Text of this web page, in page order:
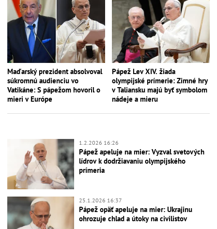
Maďarský prezident absolvoval
súkromnú audienciu vo
Vatikáne: S pápežom hovoril o
mieri v Európe
Pápež Lev XIV. žiada
olympijské prímerie: Zimné hry
v Taliansku majú byť symbolom
nádeje a mieru
1.2.2026 16:26
Pápež apeluje na mier: Vyzval svetových
lídrov k dodržiavaniu olympijského
prímeria
25.1.2026 16:37
Pápež opäť apeluje na mier: Ukrajinu
ohrozuje chlad a útoky na civilistov